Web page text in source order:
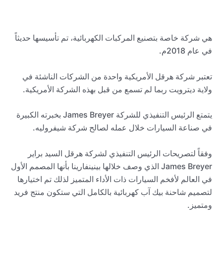
هي شركة خاصة بتصنيع المركبات الكهربائية، تم تأسيسها حديثاً
في عام 2018م.
تعتبر شركة هرقل الأمريكية واحدة من الشركات الناشئة في
ولاية ديترويت ربما لم تسمع من قبل بهذه الشركة الأمريكية.
يتمتع الرئيس التنفيذي للشركة James Breyer بخبرته الكبيرة
في صناعة السيارات خلال عمله لصالح شركة شيفروليه.
وفقاً لتصريحات الرئيس التنفيذي لشركة هرقل السيد براير
James Breyer الذي وصف خلالها بينينفارينا بأنها المصمم الأول
في العالم لأفخم السيارات ذات الأداء المتميز لذلك تم اختيارها
لتصميم شاحنة بيك آب كهربائية بالكامل التي ستكون منتج فريد
ومتميز.